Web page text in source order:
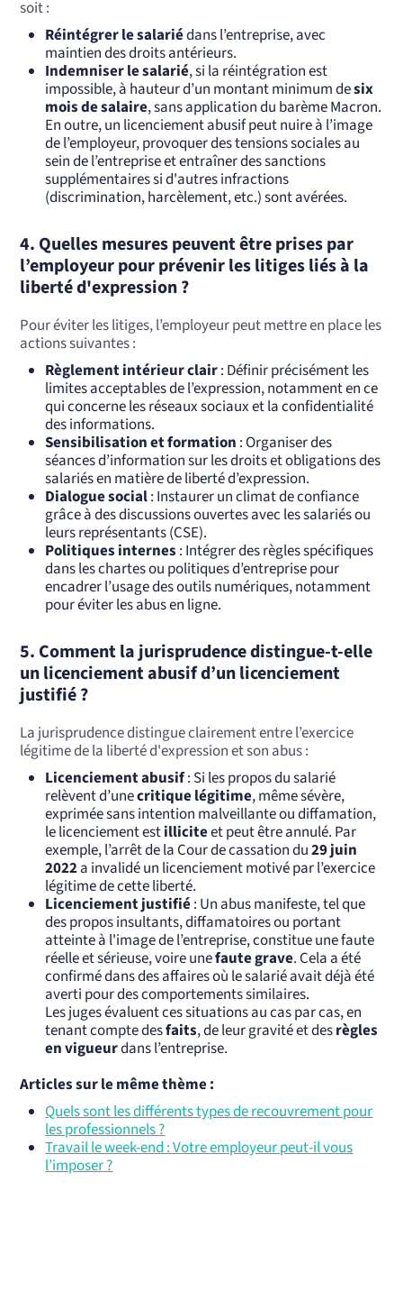
soit :
Réintégrer le salariédans l’entreprise, avec
maintien des droits antérieurs.
Indemniser le salarié, si la réintégration est
impossible, à hauteur d’un montant minimum desix
mois de salaire, sans application du barème Macron.
En outre, un licenciement abusif peut nuire à l’image
de l’employeur, provoquer des tensions sociales au
sein de l’entreprise et entraîner des sanctions
supplémentaires si d'autres infractions
(discrimination, harcèlement, etc.) sont avérées.
4. Quelles mesures peuvent être prises par
l’employeur pour prévenir les litiges liés à la
liberté d'expression ?
Pour éviter les litiges, l’employeur peut mettre en place les
actions suivantes :
Règlement intérieur clair: Définir précisément les
limites acceptables de l’expression, notamment en ce
qui concerne les réseaux sociaux et la confidentialité
des informations.
Sensibilisation et formation : Organiser des
séances d’information sur les droits et obligations des
salariés en matière de liberté d’expression.
Dialogue social: Instaurer un climat de confiance
grâce à des discussions ouvertes avec les salariés ou
leurs représentants (CSE).
Politiques internes : Intégrer des règles spécifiques
dans les chartes ou politiques d’entreprise pour
encadrer l’usage des outils numériques, notamment
pour éviter les abus en ligne.
5. Comment la jurisprudence distingue-t-elle
un licenciement abusif d’un licenciement
justifié ?
La jurisprudence distingue clairement entre l’exercice
légitime de la liberté d'expression et son abus :
Licenciement abusif: Si les propos du salarié
relèvent d’unecritique légitime, même sévère,
exprimée sans intention malveillante ou diffamation,
le licenciement estilliciteet peut être annulé. Par
exemple, l’arrêt de la Cour de cassation du29 juin
2022a invalidé un licenciement motivé par l’exercice
légitime de cette liberté.
Licenciement justifié: Un abus manifeste, tel que
des propos insultants, diffamatoires ou portant
atteinte à l'image de l’entreprise, constitue une faute
réelle et sérieuse, voire unefaute grave. Cela a été
confirmé dans des affaires où le salarié avait déjà été
averti pour des comportements similaires.
Les juges évaluent ces situations au cas par cas, en
tenant compte desfaits, de leur gravité et desrègles
en vigueurdans l’entreprise.
Articles sur le même thème :
Quels sont les différents types de recouvrement pour
les professionnels ?
Travail le week-end : Votre employeur peut-il vous
l’imposer ?